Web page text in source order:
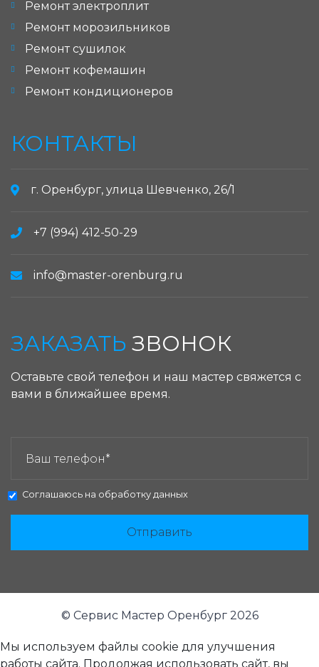
Ремонт электроплит
Ремонт морозильников
Ремонт сушилок
Ремонт кофемашин
Ремонт кондиционеров
КОНТАКТЫ
г. Оренбург, улица Шевченко, 26/1
+7 (994) 412-50-29
info@master-orenburg.ru
ЗАКАЗАТЬ ЗВОНОК
Оставьте свой телефон и наш мастер свяжется с
вами в ближайшее время.
Соглашаюсь на обработку данных
Отправить
© Сервис Мастер Оренбург 2026
Мы используем файлы cookie для улучшения
работы сайта. Продолжая использовать сайт, вы